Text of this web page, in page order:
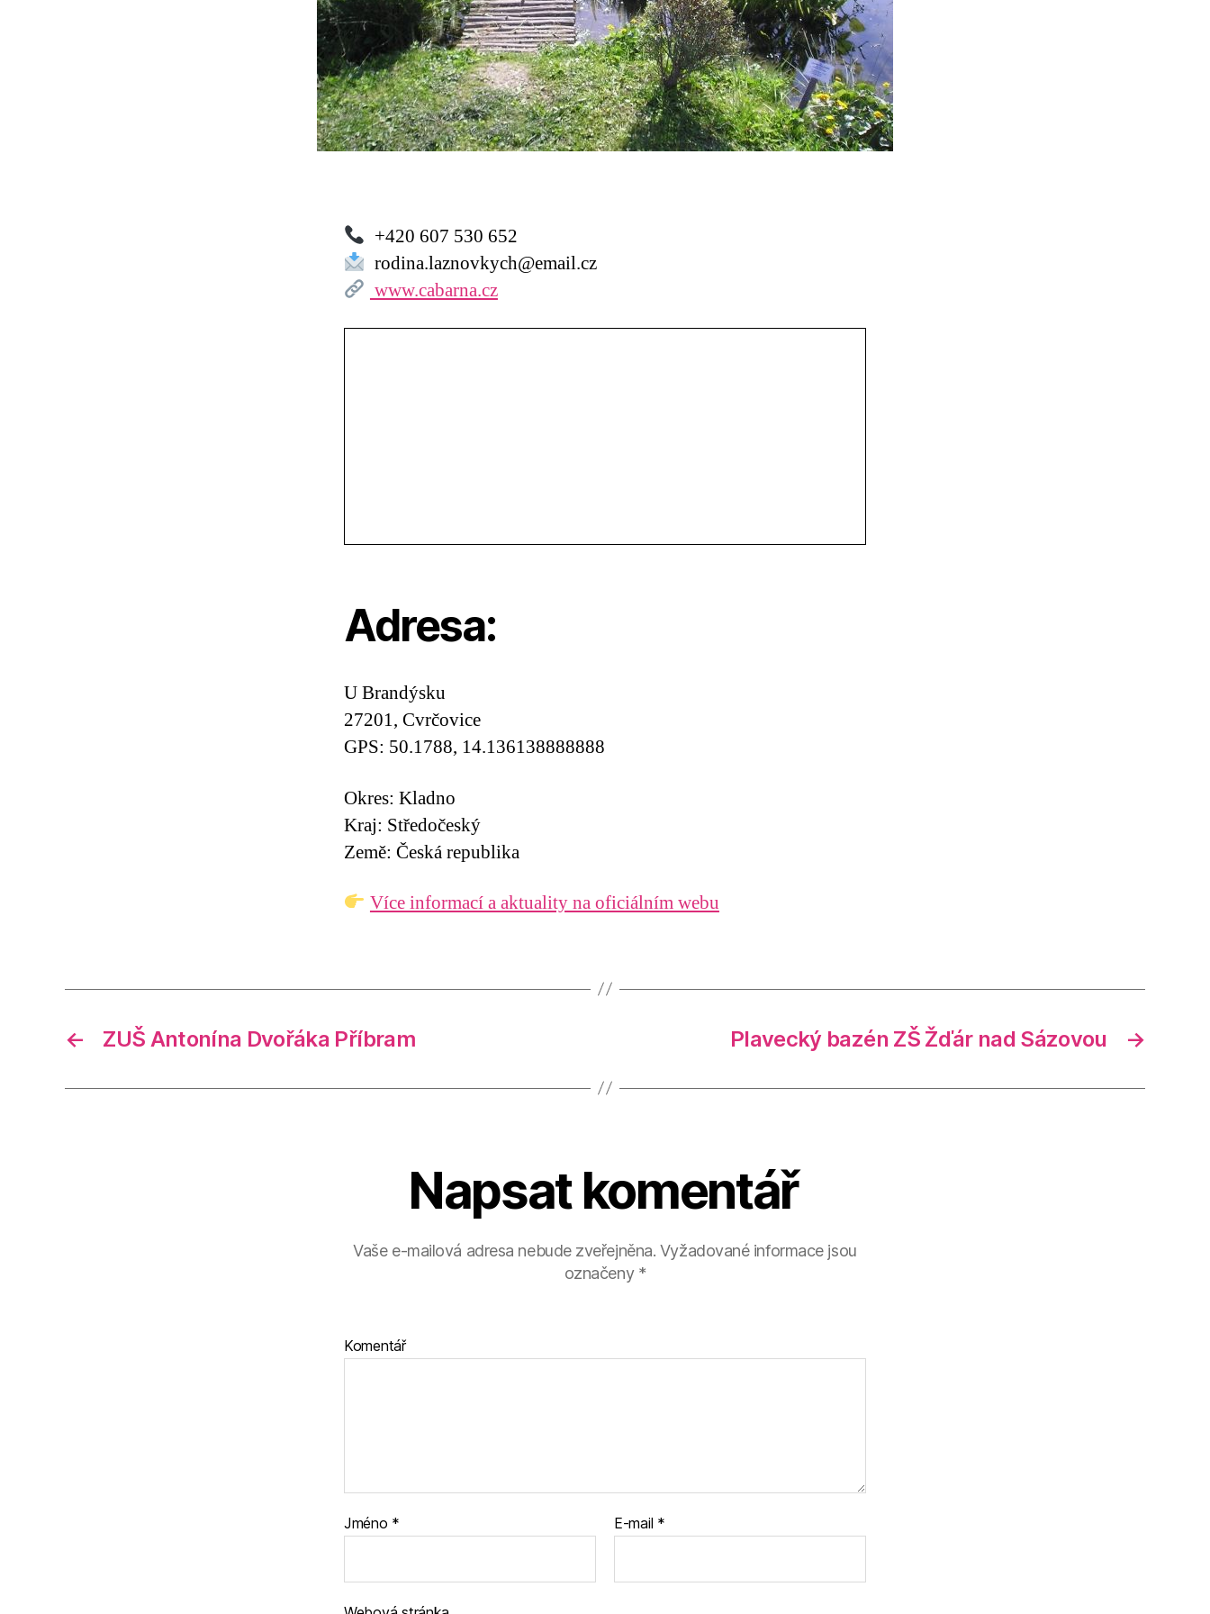
+420 607 530 652
rodina.laznovkych@email.cz
www.cabarna.cz
Adresa:
U Brandýsku
27201, Cvrčovice
GPS: 50.1788, 14.136138888888
Okres: Kladno
Kraj: Středočeský
Země: Česká republika
Více informací a aktuality na oficiálním webu
← ZUŠ Antonína Dvořáka Příbram →
Plavecký bazén ZŠ Žďár nad Sázovou
Napsat komentář
Vaše e-mailová adresa nebude zveřejněna. Vyžadované informace jsou
označeny *
Komentář
Jméno * E-mail *